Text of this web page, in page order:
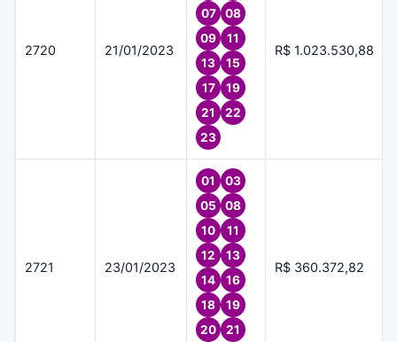
2720 21/01/2023
07
08
09
11
13
15
17
19
21
22
23
R$ 1.023.530,88
2721 23/01/2023
01
03
05
08
10
11
12
13
14
16
18
19
20
21
R$ 360.372,82